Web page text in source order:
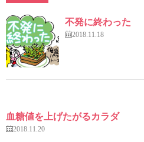
不発に終わった
2018.11.18
血糖値を上げたがるカラダ
2018.11.20